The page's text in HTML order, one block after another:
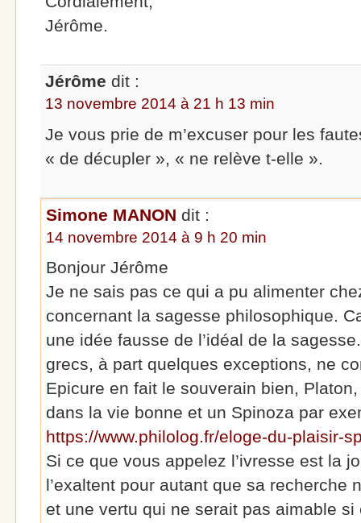
Jérôme.
Jérôme dit :
13 novembre 2014 à 21 h 13 min
Je vous prie de m’excuser pour les
« de décupler », « ne relève t-elle ».
Simone MANON dit :
14 novembre 2014 à 9 h 20 min
Bonjour Jérôme
Je ne sais pas ce qui a pu alimenter
concernant la sagesse philosophique.
une idée fausse de l’idéal de la
grecs, à part quelques exceptions, ne
Epicure en fait le souverain bien,
dans la vie bonne et un Spinoza par
https://www.philolog.fr/eloge-du-plaisir-
Si ce que vous appelez l’ivresse est la
l’exaltent pour autant que sa recherche
et une vertu qui ne serait pas aimable